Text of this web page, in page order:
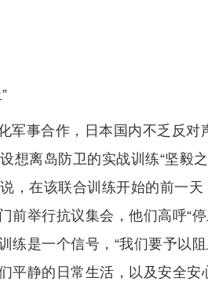
军事合作，日本国内不乏反
想离岛防卫的实战训练“坚毅
，在该联合训练开始的前一
前举行抗议集会，他们高呼“
练是一个信号，“我们要予以
平静的日常生活，以及安全安